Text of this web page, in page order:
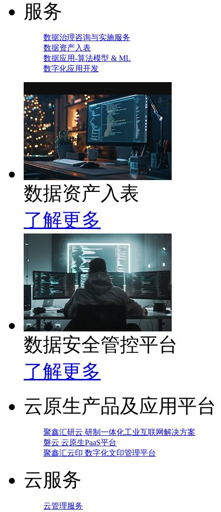
服务
数据治理咨询与实施服务
数据资产入表
数据应用-算法模型 & ML
数字化应用开发
数据资产入表
了解更多
数据安全管控平台
了解更多
云原生产品及应用平台
聚鑫汇研云 研制一体化工业互联网解决方案
磐云 云原生PaaS平台
聚鑫汇云印 数字化文印管理平台
云服务
云管理服务